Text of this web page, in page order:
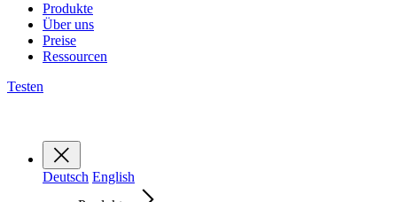
Produkte
Über uns
Preise
Ressourcen
Testen
Deutsch English